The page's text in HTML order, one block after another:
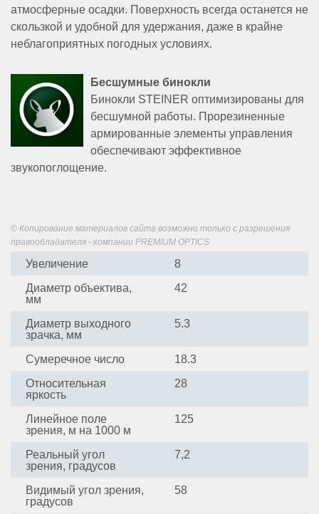
атмосферные осадки. Поверхность всегда останется не
скользкой и удобной для удержания, даже в крайне
неблагоприятных погодных условиях.
Бесшумные бинокли
Бинокли STEINER оптимизированы для
бесшумной работы. Прорезиненные
армированные элементы управления
обеспечивают эффективное
звукопоглощение.
© Копирование материалов сайта возможно только с разрешения
правообладателя - компании PREMIUM OPTICS
Увеличение
8
Диаметр объектива,
мм
42
Диаметр выходного
зрачка, мм
5.3
Сумеречное число
18.3
Относительная
яркость
28
Линейное поле
зрения, м на 1000 м
125
Реальный угол
зрения, градусов
7,2
Видимый угол зрения,
градусов
58